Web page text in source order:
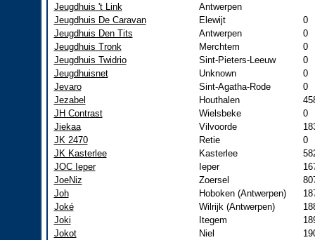
Jeugdhuis 't Link
Antwerpen
Jeugdhuis De Caravan
Elewijt
0
Jeugdhuis Den Tits
Antwerpen
0
Jeugdhuis Tronk
Merchtem
0
Jeugdhuis Twidrio
Sint-Pieters-Leeuw
0
Jeugdhuisnet
Unknown
0
Jevaro
Sint-Agatha-Rode
0
Jezabel
Houthalen
JH Contrast
Wielsbeke
0
Jiekaa
Vilvoorde
JK 2470
Retie
0
JK Kasterlee
Kasterlee
JOC Ieper
Ieper
JoeNiz
Zoersel
Joh
Hoboken (Antwerpen)
Joké
Wilrijk (Antwerpen)
Joki
Itegem
Jokot
Niel